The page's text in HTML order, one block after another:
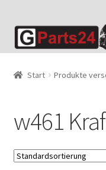
Zur
Navigation
Zum
Inhalt
Start Produkte
w461